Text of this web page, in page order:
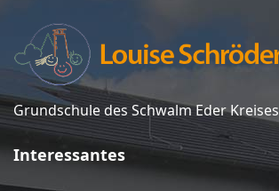
Grundschule des Schwalm Eder Kreises
Interessantes